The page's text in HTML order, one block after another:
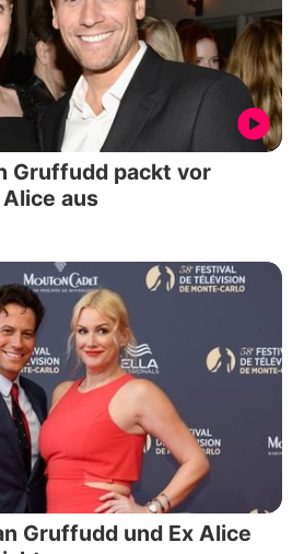
Gruffudd packt vor
aus
Gruffudd und Ex Alice